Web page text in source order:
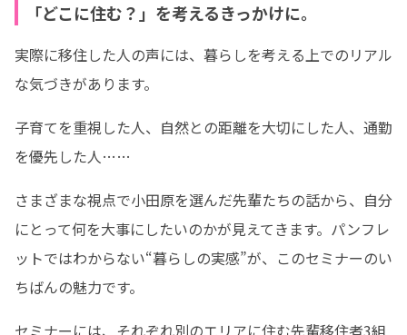
「どこに住む？」を考えるきっかけに。
実際に移住した人の声には、暮らしを考える上でのリアル
な気づきがあります。
子育てを重視した人、自然との距離を大切にした人、通勤
を優先した人……
さまざまな視点で小田原を選んだ先輩たちの話から、自分
にとって何を大事にしたいのかが見えてきます。パンフレ
ットではわからない“暮らしの実感”が、このセミナーのい
ちばんの魅力です。
セミナーには、それぞれ別のエリアに住む先輩移住者3組